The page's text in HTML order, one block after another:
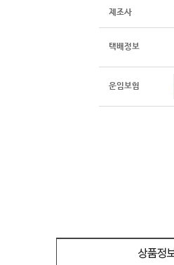
제조사
택배정보
운임보험